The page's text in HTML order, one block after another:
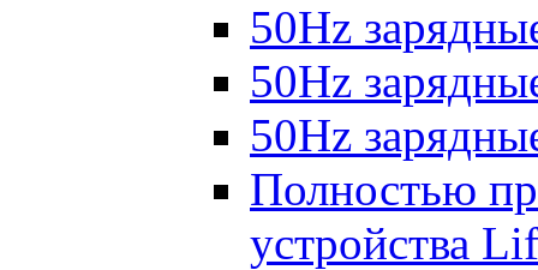
50Hz
50Hz
50Hz
Полностью
устройства